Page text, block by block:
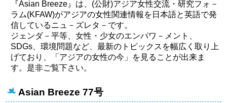
Journal of Asian Women's Studies
KFAW客員研究員研究報告書
世界中のひまわり姫へ
『Asian Breeze』は、(公財)アジア女性交流・研究フォ－
ラム(KFAW)がアジアの女性関連情報を日本語と英語で発
信しているニュ－ズレタ－です。
ジェンダ－平等、女性・少女のエンパワ－メント、
SDGs、環境問題など、最新のトピックスを幅広く取り上
げており、「アジアの女性の今」を見ることが出来ま
す。是非ご覧下さい。
Asian Breeze 77号